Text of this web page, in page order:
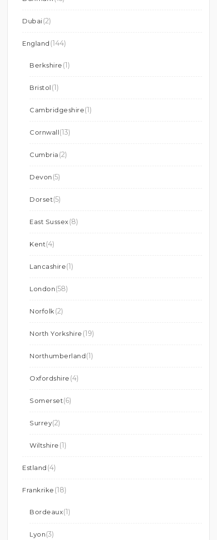
Dubai(2)
England (144)
Berkshire (1)
Bristol (1)
Cambridgeshire(1)
Cornwall(13)
Cumbria (2)
Devon (5)
Dorset(5)
East Sussex(8)
Kent(4)
Lancashire(1)
London(58)
Norfolk (2)
North Yorkshire (19)
Northumberland(1)
Oxfordshire (4)
Somerset(6)
Surrey(2)
Wiltshire (1)
Estland (4)
Frankrike (18)
Bordeaux(1)
Lyon(3)